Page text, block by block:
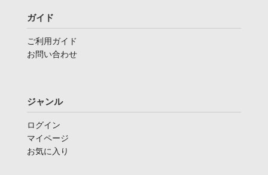
ガイド
ご利用ガイド
お問い合わせ
ジャンル
ログイン
マイページ
お気に入り